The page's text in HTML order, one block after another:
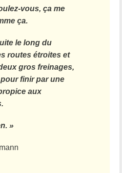
vous, ça me
ça.
le long du
routes étroites et
gros freinages,
pour finir par une
aux
»